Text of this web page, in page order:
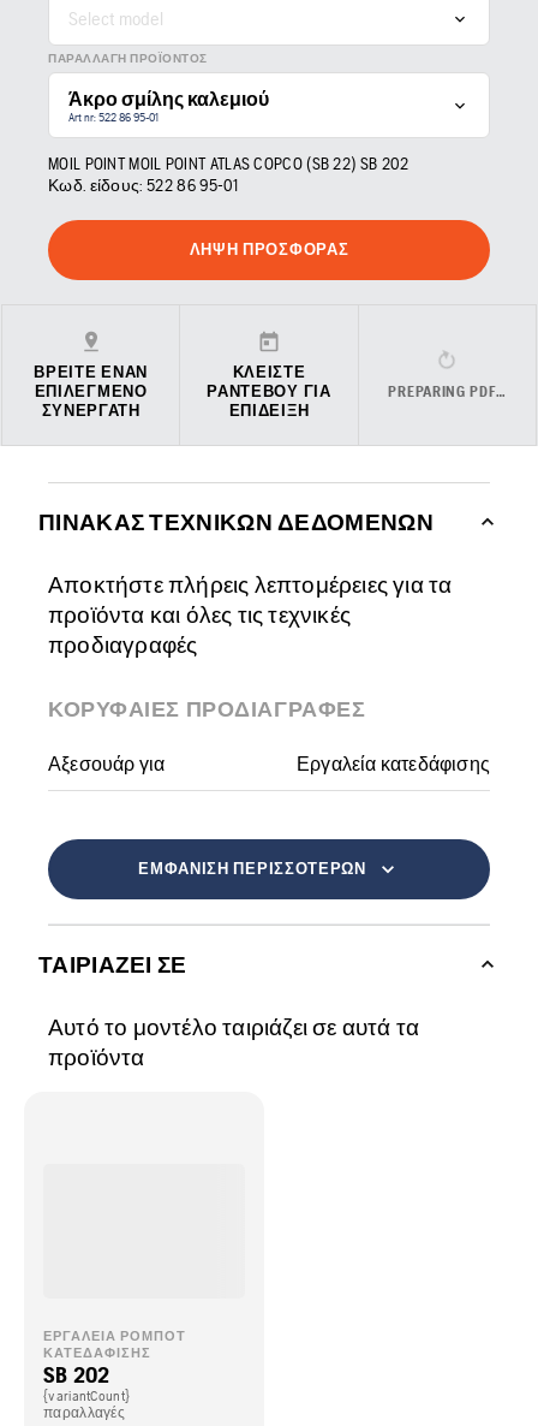
Select model
ΠΑΡΑΛΛΑΓΉ ΠΡΟΪΌΝΤΟΣ
Άκρο σμίλης καλεμιού
Art nr: 522 86 95‑01
MOIL POINT MOIL POINT ATLAS COPCO (SB 22) SB 202
Κωδ. είδους: 522 86 95‑01
ΛΉΨΗ ΠΡΟΣΦΟΡΆΣ
ΒΡΕΊΤΕ ΈΝΑΝ
ΕΠΙΛΕΓΜΈΝΟ
ΣΥΝΕΡΓΆΤΗ
ΚΛΕΊΣΤΕ
ΡΑΝΤΕΒΟΎ ΓΙΑ
ΕΠΊΔΕΙΞΗ
PREPARING PDF…
ΠΊΝΑΚΑΣ ΤΕΧΝΙΚΏΝ ΔΕΔΟΜΈΝΩΝ
Αποκτήστε πλήρεις λεπτομέρειες για τα
προϊόντα και όλες τις τεχνικές
προδιαγραφές
ΚΟΡΥΦΑΊΕΣ ΠΡΟΔΙΑΓΡΑΦΈΣ
Αξεσουάρ για Εργαλεία κατεδάφισης
ΕΜΦΆΝΙΣΗ ΠΕΡΙΣΣΌΤΕΡΩΝ
ΤΑΙΡΙΆΖΕΙ ΣΕ
Αυτό το μοντέλο ταιριάζει σε αυτά τα
προϊόντα
ΕΡΓΑΛΕΊΑ ΡΟΜΠΌΤ
ΚΑΤΕΔΆΦΙΣΗΣ
SB 202
{variantCount}
παραλλαγές